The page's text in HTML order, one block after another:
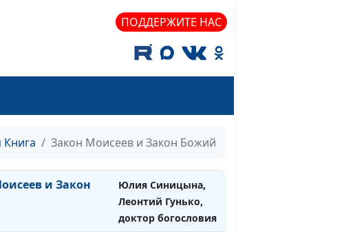
ПОДДЕРЖИТЕ НАС
Книга Закон Моисеев и Закон Божий
Леонтий Гунько,
доктор богословия
Юлия Синицына,
Леонтий Гунько,
Леонтий Гунько,
и Закон
Юлия Синицына,
Леонтий Гунько,
доктор богословия